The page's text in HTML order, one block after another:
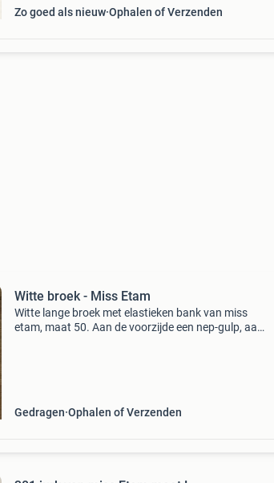
Zo goed als nieuw Ophalen of Verzenden
Witte broek - Miss Etam
Witte lange broek met elastieken bank van miss
etam, maat 50. Aan de voorzijde een nep-gulp, aan
Gedragen Ophalen of Verzenden